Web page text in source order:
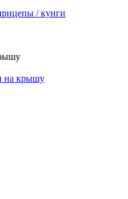
/ кунги
на крышу